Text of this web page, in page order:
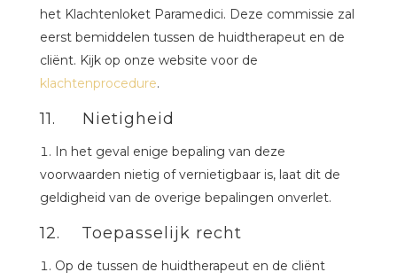
het Klachtenloket Paramedici. Deze commissie zal
eerst bemiddelen tussen de huidtherapeut en de
cliënt. Kijk op onze website voor de
klachtenprocedure.
11. Nietigheid
In het geval enige bepaling van deze
voorwaarden nietig of vernietigbaar is, laat dit de
geldigheid van de overige bepalingen onverlet.
12. Toepasselijk recht
Op de tussen de huidtherapeut en de cliënt